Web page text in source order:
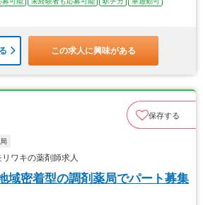
この求人に興味がある
保存する
ワキの薬剤師求人
域密着型の調剤薬局でパート募集